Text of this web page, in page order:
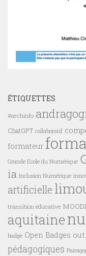
ÉTIQUETTES
#archinfo
ChatGPT collaboratif
formateur
Grande Ecole du Numérique
ia Inclusion Numérique
artificielle
transition éducative
aquitaine
badge Open Badges
pédagogiques